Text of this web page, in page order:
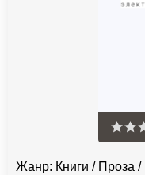
Жанр: Книги / Проза /